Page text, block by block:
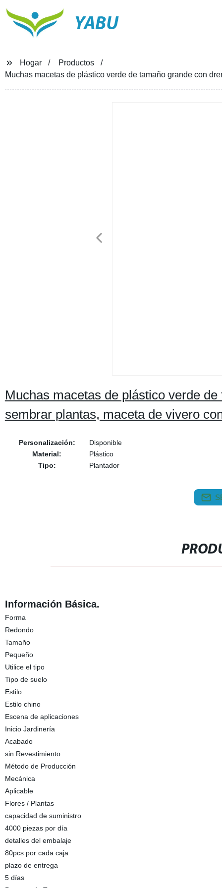
YABU
Hogar
Productos
Muchas macetas de plástico verde de tamaño grande con
Muchas macetas de plástico verde
sembrar plantas, maceta de vivero
Personalización:
Disponible
Material:
Plástico
Tipo:
Plantador
Información Básica.
Forma
Redondo
Tamaño
Pequeño
Utilice el tipo
Tipo de suelo
Estilo
Estilo chino
Escena de aplicaciones
Inicio Jardinería
Acabado
sin Revestimiento
Método de Producción
Mecánica
Aplicable
Flores / Plantas
capacidad de suministro
4000 piezas por día
detalles del embalaje
80pcs por cada caja
plazo de entrega
5 días